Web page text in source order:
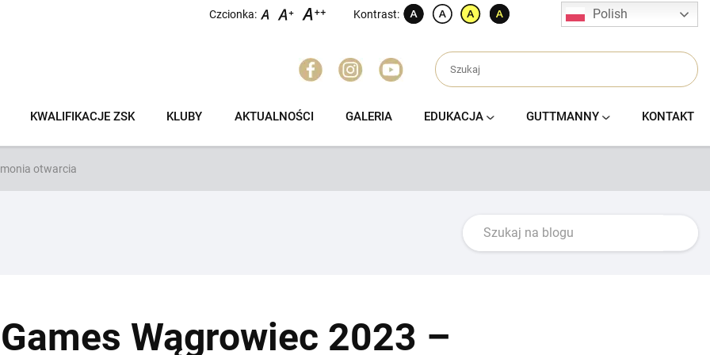
Czcionka: Kontrast: Polish
KWALIFIKACJE ZSK KLUBY AKTUALNOŚCI GALERIA EDUKACJA GUTTMANNY KONTAKT
otwarcia
Wągrowiec 2023 –